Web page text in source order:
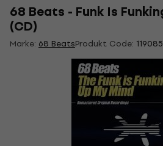
68 Beats - Funk Is
(CD)
Marke: 68 BeatsProdukt Code: